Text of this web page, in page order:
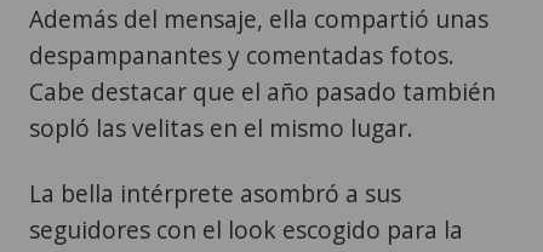
Además del mensaje, ella compartió unas
despampanantes y comentadas fotos.
Cabe destacar que el año pasado también
sopló las velitas en el mismo lugar.
La bella intérprete asombró a sus
seguidores con el look escogido para la